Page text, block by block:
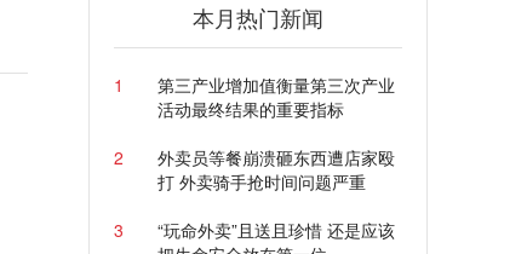
本月热门新闻
1
第三产业增加值衡量第三次产业
活动最终结果的重要指标
2
外卖员等餐崩溃砸东西遭店家殴
打 外卖骑手抢时间问题严重
3
“玩命外卖”且送且珍惜 还是应该